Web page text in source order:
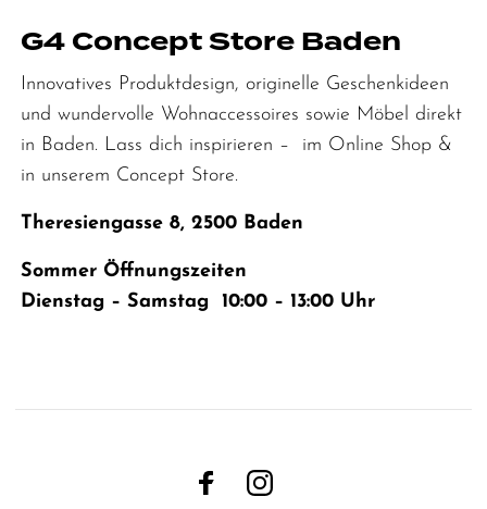
G4 Concept Store Baden
Innovatives Produktdesign, originelle Geschenkideen
und wundervolle Wohnaccessoires sowie Möbel direkt
in Baden. Lass dich inspirieren – im Online Shop &
in unserem Concept Store.
Theresiengasse 8, 2500 Baden
Sommer Öffnungszeiten
Dienstag – Samstag 10:00 – 13:00 Uhr